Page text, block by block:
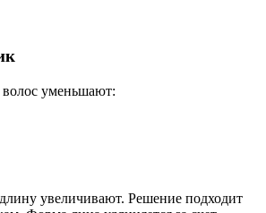
уменьшают:
увеличивают. Решение подходит